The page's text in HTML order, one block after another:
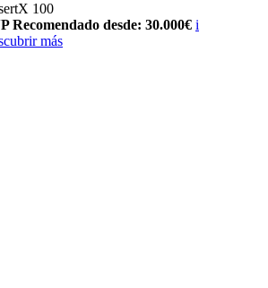
100
Recomendado desde: 30.000€ i
más